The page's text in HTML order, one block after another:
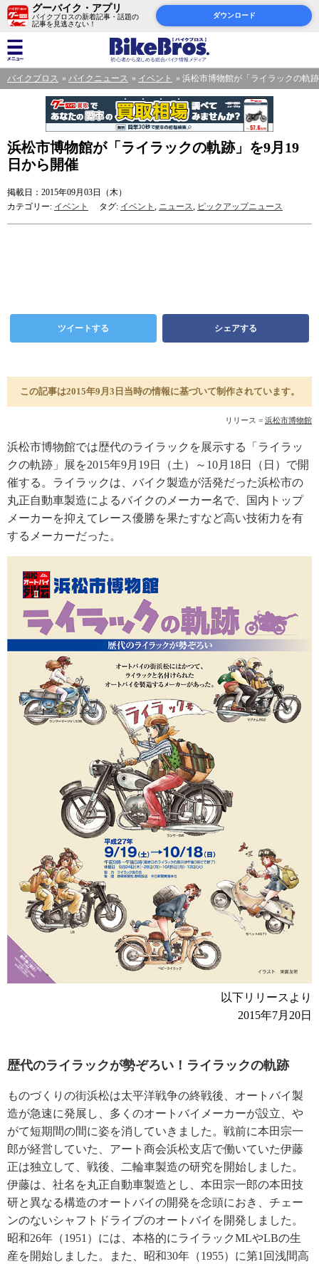
グーバイク・アプリ
バイクブロスの新着記事・話題の
記事を見逃さない！
ダウンロード
バイクブロス バイクニュース イベント 浜松市博物館が「ライラックの軌
浜松市博物館が「ライラックの軌跡」を9月19
日から開催
掲載日：2015年09月03日（木）
カテゴリー: イベント タグ: イベント , ニュース, ピックアップニュース
ツイートする シェアする
この記事は2015年9月3日当時の情報に基づいて制作されています。
リリース = 浜松市博物館
浜松市博物館では歴代のライラックを展示する「ライラッ
クの軌跡」展を2015年9月19日（土）～10月18日（日）で開
催する。ライラックは、バイク製造が活発だった浜松市の
丸正自動車製造によるバイクのメーカー名で、国内トップ
メーカーを抑えてレース優勝を果たすなど高い技術力を有
するメーカーだった。
以下リリースより
2015年7月20日
歴代のライラックが勢ぞろい！ライラックの軌跡
ものづくりの街浜松は太平洋戦争の終戦後、オートバイ製
造が急速に発展し、多くのオートバイメーカーが設立、や
がて短期間の間に姿を消していきました。戦前に本田宗一
郎が経営していた、アート商会浜松支店で働いていた伊藤
正は独立して、戦後、二輪車製造の研究を開始しました。
伊藤は、社名を丸正自動車製造とし、本田宗一郎の本田技
研と異なる構造のオートバイの開発を念頭におき、チェー
ンのないシャフトドライブのオートバイを開発しました。
昭和26年（1951）には、本格的にライラックMLやLBの生
産を開始しました。また、昭和30年（1955）に第1回浅間高